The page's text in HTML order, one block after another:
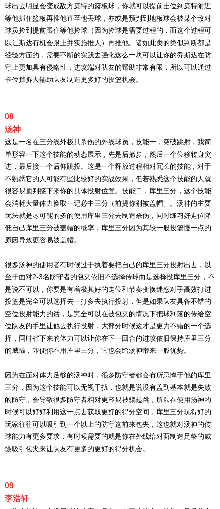
球出去明显会变成敌方庞特的篮板球，你就可以提前走位到庞特附近
等他抓住篮板再推他直至他丢球，亦或是预判到地板球会被某个敌对
球员捡到提前跟住等他捡球（因为捡球是需要过程的，而这个过程可
以让斯达有机会跟上并实施推人）再推他。诸如此类的类似判断都是
经验方面的，需要不断的实践去强化这么一块可以让你的乔斯达在防
守上更加具有侵略性，进攻端对队友的帮助非常有限，所以可以通过
卡位挡拆去辅助队友制造更多好的投篮机会。
08
汤神
这是一名在三分线外极具杀伤的外线球员，技能一，突破跳射，我简
单形容一下这个技能的动态展示，先是后撤步，然后一个位移转身突
进，最后接一个后仰跳投。这是一个释放过程相对冗长的技能，对于
不熟悉它的人可能有些比较好的实战效果，但若熟悉这个技能的人就
很容易预判接下来你的具体投射位置。技能二，库里三分，这个技能
会消耗大量体力换取一记必中三分（前提你别被盖帽）。汤神的主要
玩法就是尽可能的多的使用库里三分去制造杀伤，同时练习好走位降
低自己库里三分被盖帽的概率，库里三分因为其较一般投篮慢一点的
原因导致更容易被盖帽。
很多汤神的使用者有时候过于执着要把自己的库里三分投射出去，以
至于面对2-3名防守者的包夹依旧不选择传球而是选择投库里三分，不
是说不可以，你要是有着极其好的走位和节奏变换迷惑对手高效打进
投篮是完全可以选择去一打多去执行投射，但是如果队友具备不错的
空位投射能力的话，是完全可以在被包夹的情况下把球利落的传给空
位队友的手里让他去执行投射，大部分时候这才是更为不错的一个选
择，同时省下来的体力可以让你在下一回合的进攻依旧保持库里三分
的威慑，即便你不用库里三分，它也会给汤神带来一股优势。
因为在面对体力足够的汤神时，很多防守者都会有所忌惮于他的库里
三分，因为这个技能可以无视干扰，也就是说没有盖到基本就是失败
的防守，会导致很多防守者相对更容易被骗起跳，所以在使用汤神的
时候可以好好利用这一点去获取更好的得分空间，库里三分玩得好的
玩家往往可以吸引到一个以上的防守这前来包夹，这也就对汤神的传
球能力有更多要求，有时候需要的就是你在外线给对面制造足够的威
慑吸引包夹来让队友有更多的更好的得分机会。
09
李浩轩